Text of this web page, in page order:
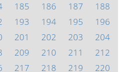
185 186 187
188
193 194 195
196
201 202 203
204
209 210 211
212
217 218 219 220